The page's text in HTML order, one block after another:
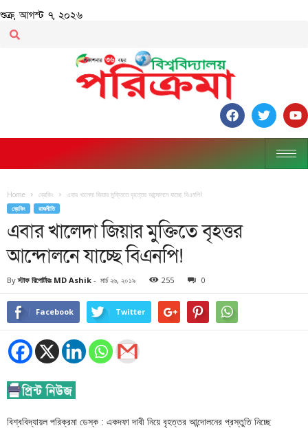
শুক্র, আগস্ট ৭, ২০২৬
Home ব্রেকিং এবার খালেদা জিয়ার মুক্তিতে বৃহত্তর আন্দোলনে যাচ্ছে বিএনপি!
ব্রেকিং রাজনীতি
এবার খালেদা জিয়ার মুক্তিতে বৃহত্তর
আন্দোলনে যাচ্ছে বিএনপি!
By স্টাফ রিপোর্টারঃ MD Ashik - মার্চ ২৬, ২০১৯ 255 0
Facebook Twitter
বিশ্ববিদ্যায়ল পরিক্রমা ডেস্ক : একদফা দাবী নিয়ে বৃহত্তর আন্দোলনের প্রস্তুতি নিচ্ছে